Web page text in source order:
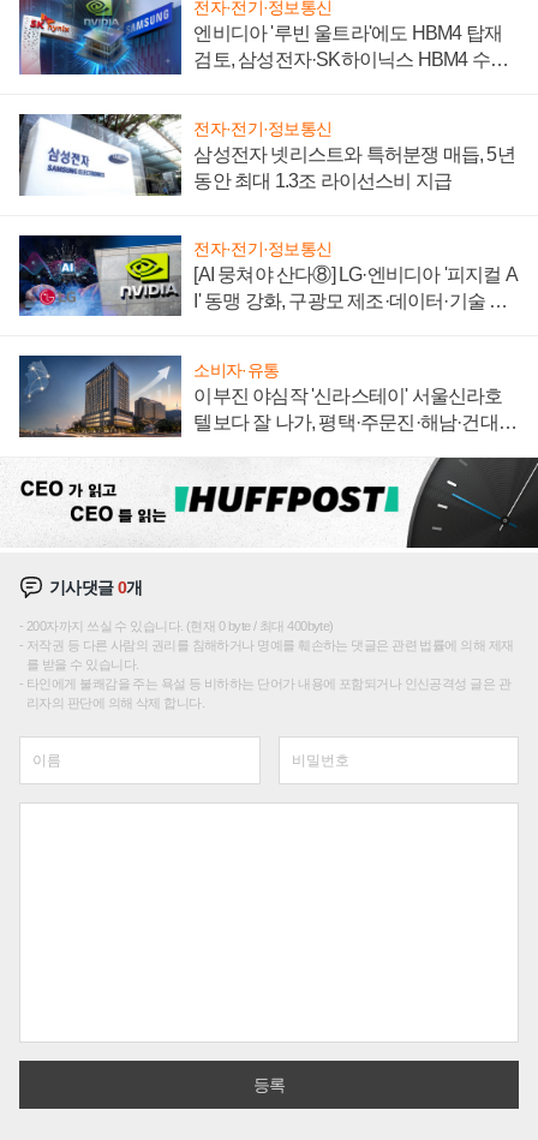
전자·전기·정보통신
엔비디아 '루빈 울트라'에도 HBM4 탑재
검토, 삼성전자·SK하이닉스 HBM4 수율
전자·전기·정보통신
삼성전자 넷리스트와 특허분쟁 매듭, 5년
동안 최대 1.3조 라이선스비 지급
전자·전기·정보통신
[AI 뭉쳐야 산다⑧] LG·엔비디아 '피지컬 A
I' 동맹 강화, 구광모 제조·데이터·기술 결
소비자·유통
이부진 야심작 '신라스테이' 서울신라호
텔보다 잘 나가, 평택·주문진·해남·건대로
기사댓글0개
200자까지 쓰실 수 있습니다. (현재 0 byte / 최대 400byte)
저작권 등 다른 사람의 권리를 침해하거나 명예를 훼손하는 댓글은 관련 법률에 의해 제재
를 받을 수 있습니다.
타인에게 불쾌감을 주는 욕설 등 비하하는 단어가 내용에 포함되거나 인신공격성 글은 관
리자의 판단에 의해 삭제 합니다.